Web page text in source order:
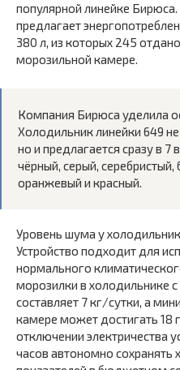
популярной линейке
предлагает
380 л, из которых 245
морозильной камере.
Компания Бирюса уделила
Холодильник линейки 649
но и предлагается сразу в 7
чёрный, серый,
оранжевый и красный.
Уровень шума у
Устройство подходит для
нормального
морозилки в холодильнике
составляет 7 кг/сутки, а
камере может достигать 18
отключении электричества
часов автономно сохранять